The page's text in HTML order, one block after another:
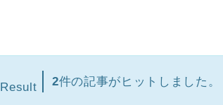
Result 2件の記事がヒットしました。